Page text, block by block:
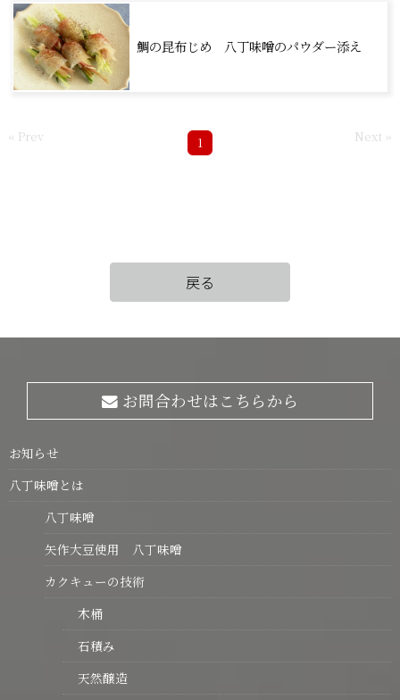
鯛の昆布じめ 八丁味噌のパウダー添え
« Prev 1 Next »
戻る
お問合わせはこちらから
お知らせ
八丁味噌とは
八丁味噌
矢作大豆使用 八丁味噌
カクキューの技術
木桶
石積み
天然醸造